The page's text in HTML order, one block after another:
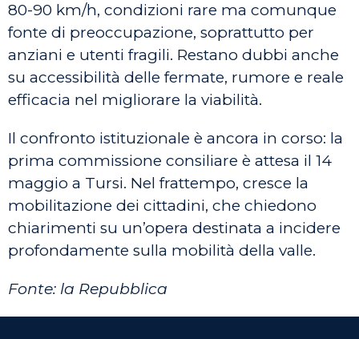
80-90 km/h, condizioni rare ma comunque
fonte di preoccupazione, soprattutto per
anziani e utenti fragili. Restano dubbi anche
su accessibilità delle fermate, rumore e reale
efficacia nel migliorare la viabilità.
Il confronto istituzionale è ancora in corso: la
prima commissione consiliare è attesa il 14
maggio a Tursi. Nel frattempo, cresce la
mobilitazione dei cittadini, che chiedono
chiarimenti su un’opera destinata a incidere
profondamente sulla mobilità della valle.
Fonte: la Repubblica